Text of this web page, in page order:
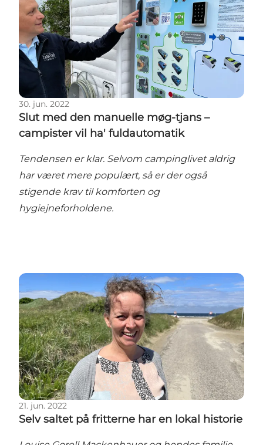
30. jun. 2022
Slut med den manuelle møg-tjans –
campister vil ha' fuldautomatik
Tendensen er klar. Selvom campinglivet aldrig
har været mere populært, så er der også
stigende krav til komforten og
hygiejneforholdene.
Selv saltet på fritterne har en lokal historie
21. jun. 2022
Selv saltet på fritterne har en lokal historie